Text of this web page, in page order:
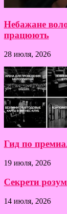
Небажане
працюють
28 июля, 2026
Гид по
19 июля, 2026
Секрети
14 июля, 2026